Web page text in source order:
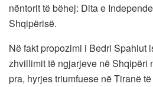
nëntorit të bëhej: Dita e
Shqipërisë.
Në fakt propozimi i Bedri Spahiut
zhvillimit të ngjarjeve në Shqipëri
pra, hyrjes triumfuese në Tiranë